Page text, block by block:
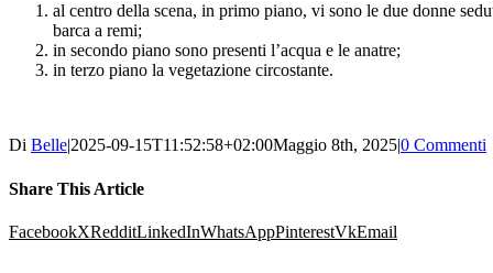
al centro della scena, in primo piano, vi sono le due donne
barca a remi;
in secondo piano sono presenti l’acqua e le anatre;
in terzo piano la vegetazione circostante.
Di Belle|2025-09-15T11:52:58+02:00Maggio 8th, 2025|0 Commenti
Share This Article
FacebookXRedditLinkedInWhatsAppPinterestVkEmail